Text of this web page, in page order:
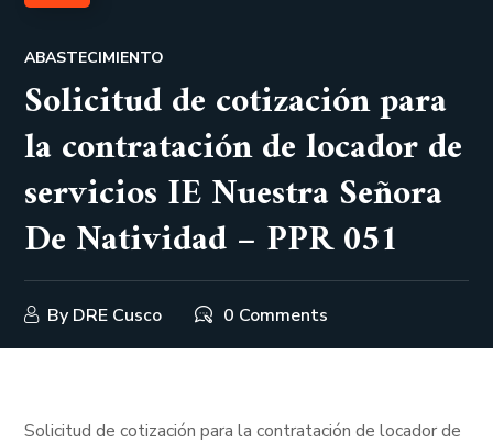
ABASTECIMIENTO
Solicitud de cotización para
la contratación de locador de
servicios IE Nuestra Señora
De Natividad – PPR 051
By DRE Cusco 0 Comments
Solicitud de cotización para la contratación de locador de